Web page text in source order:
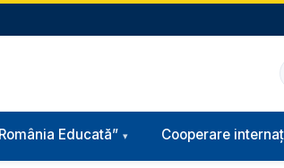
Educată” Cooperare